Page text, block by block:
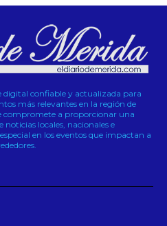
digital confiable y actualizada para
más relevantes en la región de
compromete a proporcionar una
locales, nacionales e
en los eventos que impactan a